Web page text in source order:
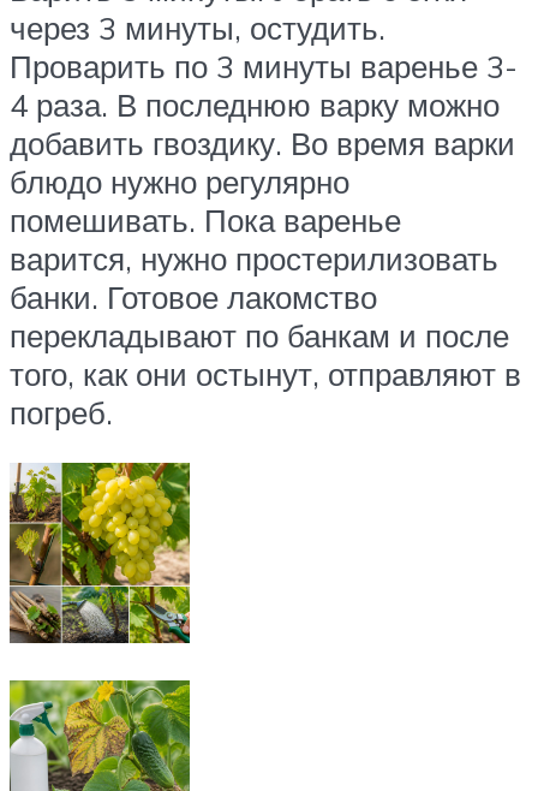
через 3 минуты, остудить.
Проварить по 3 минуты варенье 3-
4 раза. В последнюю варку можно
добавить гвоздику. Во время варки
блюдо нужно регулярно
помешивать. Пока варенье
варится, нужно простерилизовать
банки. Готовое лакомство
перекладывают по банкам и после
того, как они остынут, отправляют в
погреб.